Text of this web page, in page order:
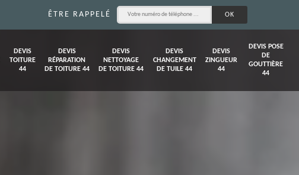
ÊTRE RAPPELÉ
DEVIS
TOITURE
44
DEVIS
RÉPARATION
DE TOITURE 44
DEVIS
NETTOYAGE
DE TOITURE 44
DEVIS
CHANGEMENT
DE TUILE 44
DEVIS
ZINGUEUR
44
DEVIS POSE
DE
GOUTTIÈRE
44